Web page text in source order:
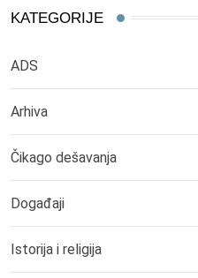
KATEGORIJE
ADS
Arhiva
Čikago dešavanja
Događaji
Istorija i religija